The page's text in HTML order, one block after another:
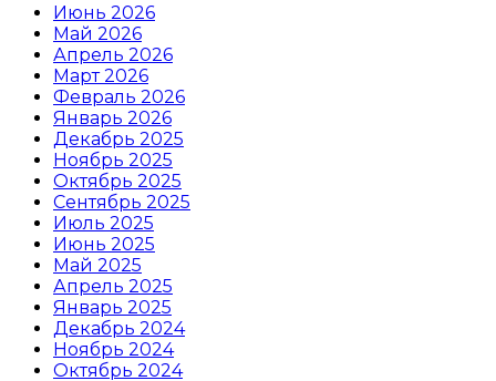
Июнь 2026
Май 2026
Апрель 2026
Март 2026
Февраль 2026
Январь 2026
Декабрь 2025
Ноябрь 2025
Октябрь 2025
Сентябрь 2025
Июль 2025
Июнь 2025
Май 2025
Апрель 2025
Январь 2025
Декабрь 2024
Ноябрь 2024
Октябрь 2024